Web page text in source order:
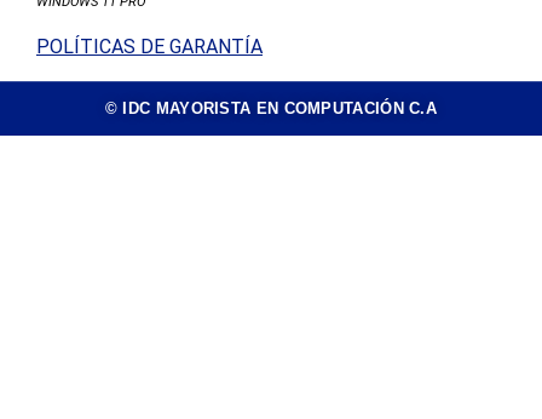
POLÍTICAS DE GARANTÍA
© IDC MAYORISTA EN COMPUTACIÓN C.A